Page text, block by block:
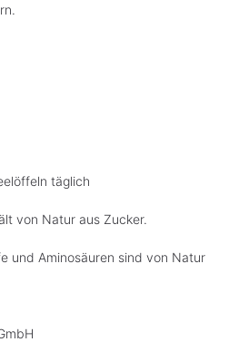
täglich
von Natur aus Zucker.
und Aminosäuren sind von Natur